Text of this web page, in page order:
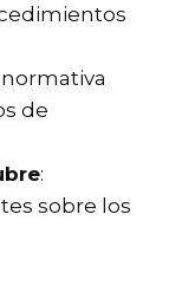
de
:
sobre los